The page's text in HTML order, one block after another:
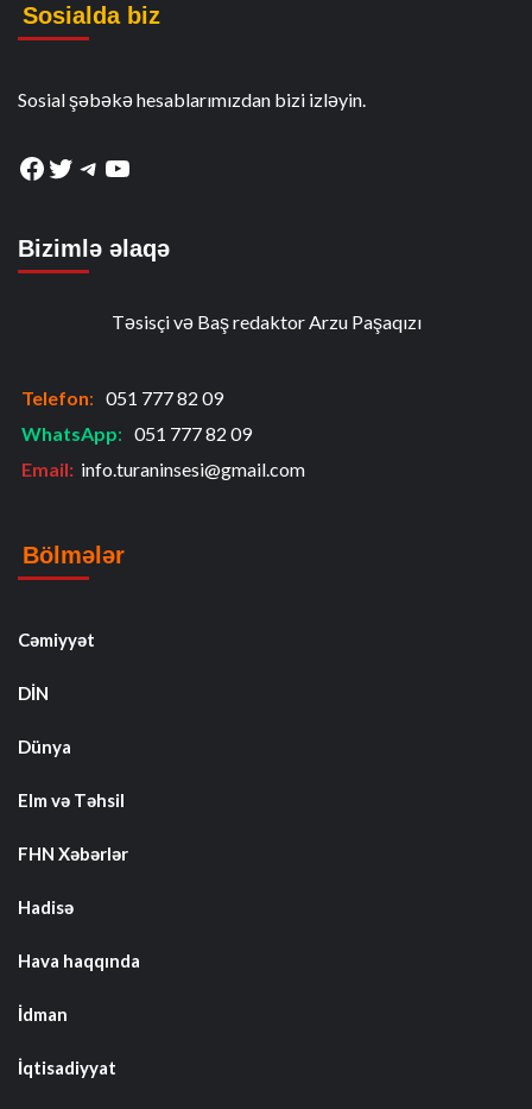
Sosialda biz
Sosial şəbəkə hesablarımızdan bizi izləyin.
Facebook
Twitter
Telegram
YouTube
Bizimlə əlaqə
Təsisçi və Baş redaktor Arzu Paşaqızı
Telefon: 051 777 82 09
WhatsApp: 051 777 82 09
Email: info.turaninsesi@gmail.com
Bölmələr
Cəmiyyət
DİN
Dünya
Elm və Təhsil
FHN Xəbərlər
Hadisə
Hava haqqında
İdman
İqtisadiyyat